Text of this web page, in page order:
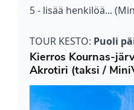
5 - lisää henkilöä...
TOUR KESTO: Puoli
Kierros Kournas-
Akrotiri (taksi /